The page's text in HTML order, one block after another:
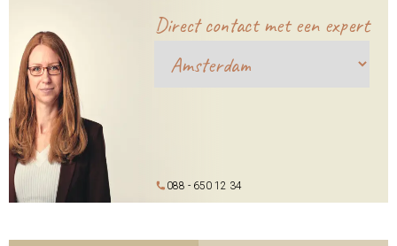
Direct contact met een expert
088 - 650 12 34